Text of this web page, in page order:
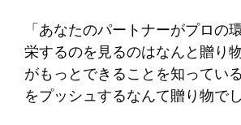
「あなたのパートナーがプロの
栄するのを見るのはなんと贈り
がもっとできることを知ってい
をプッシュするなんて贈り物でし